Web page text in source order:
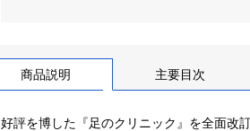
商品説明 主要目次
好評を博した『足のクリニック』を全面改